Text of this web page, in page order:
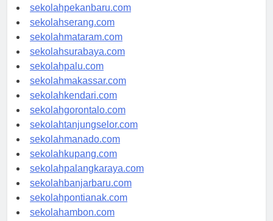
sekolahpekanbaru.com
sekolahserang.com
sekolahmataram.com
sekolahsurabaya.com
sekolahpalu.com
sekolahmakassar.com
sekolahkendari.com
sekolahgorontalo.com
sekolahtanjungselor.com
sekolahmanado.com
sekolahkupang.com
sekolahpalangkaraya.com
sekolahbanjarbaru.com
sekolahpontianak.com
sekolahambon.com